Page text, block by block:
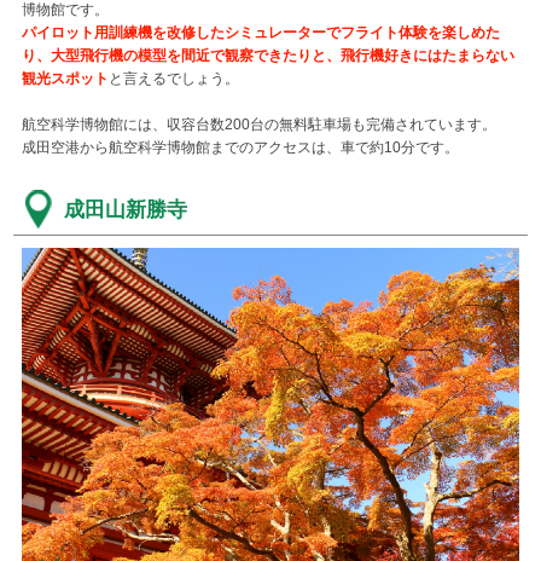
博物館です。
パイロット用訓練機を改修したシミュレーターでフライト体験を楽しめた
り、大型飛行機の模型を間近で観察できたりと、飛行機好きにはたまらない
観光スポット と言えるでしょう。
航空科学博物館には、収容台数200台の無料駐車場も完備されています。
成田空港から航空科学博物館までのアクセスは、車で約10分です。
成田山新勝寺